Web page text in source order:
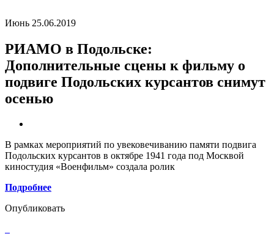
Июнь 25.06.2019
РИАМО в Подольске:
Дополнительные сцены к фильму о
подвиге Подольских курсантов снимут
осенью
В рамках мероприятий по увековечиванию памяти подвига
Подольских курсантов в октябре 1941 года под Москвой
киностудия «Военфильм» создала ролик
Подробнее
Опубликовать